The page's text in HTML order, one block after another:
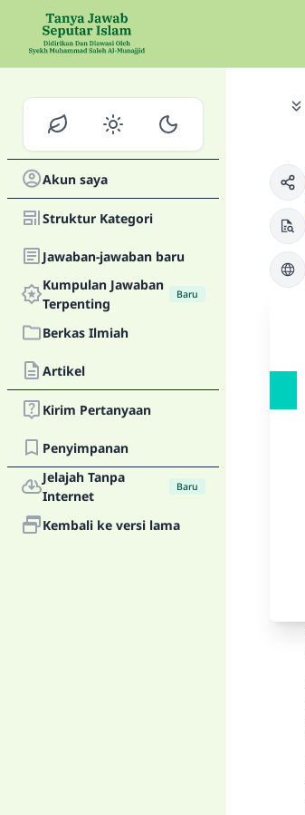
Akun saya
Struktur Kategori
Jawaban-jawaban baru
Kumpulan Jawaban
Terpenting
Baru
Berkas Ilmiah
Artikel
Kirim Pertanyaan
Penyimpanan
Jelajah Tanpa
Internet
Baru
Kembali ke versi lama